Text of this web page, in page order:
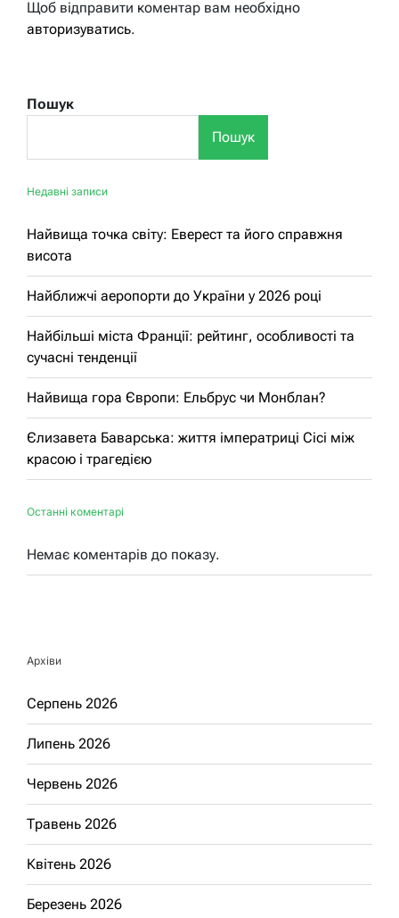
Щоб відправити коментар вам необхідно
авторизуватись.
Пошук
Пошук
Недавні записи
Найвища точка світу: Еверест та його справжня
висота
Найближчі аеропорти до України у 2026 році
Найбільші міста Франції: рейтинг, особливості та
сучасні тенденції
Найвища гора Європи: Ельбрус чи Монблан?
Єлизавета Баварська: життя імператриці Сісі між
красою і трагедією
Останні коментарі
Немає коментарів до показу.
Архіви
Серпень 2026
Липень 2026
Червень 2026
Травень 2026
Квітень 2026
Березень 2026